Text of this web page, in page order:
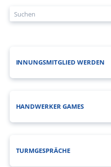
INNUNGSMITGLIED WERDEN
HANDWERKER GAMES
TURMGESPRÄCHE